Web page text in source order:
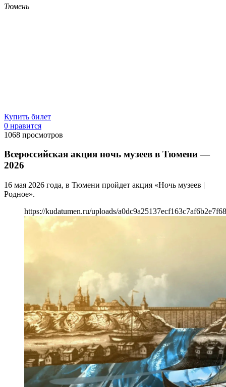
Тюмень
Купить билет
0 нравится
1068 просмотров
Всероссийская акция ночь музеев в Тюмени —
2026
16 мая 2026 года, в Тюмени пройдет акция «Ночь музеев |
Родное».
https://kudatumen.ru/uploads/